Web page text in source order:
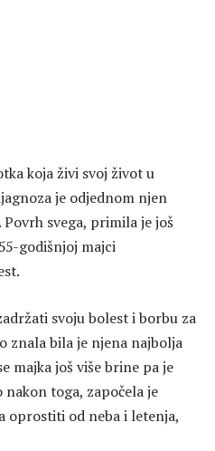
koja živi svoj život u
je odjednom njen
svega, primila je još
godišnjoj majci
svoju bolest i borbu za
znala bila je njena najbolja
majka još više brine pa je
toga, započela je
oprostiti od neba i letenja,